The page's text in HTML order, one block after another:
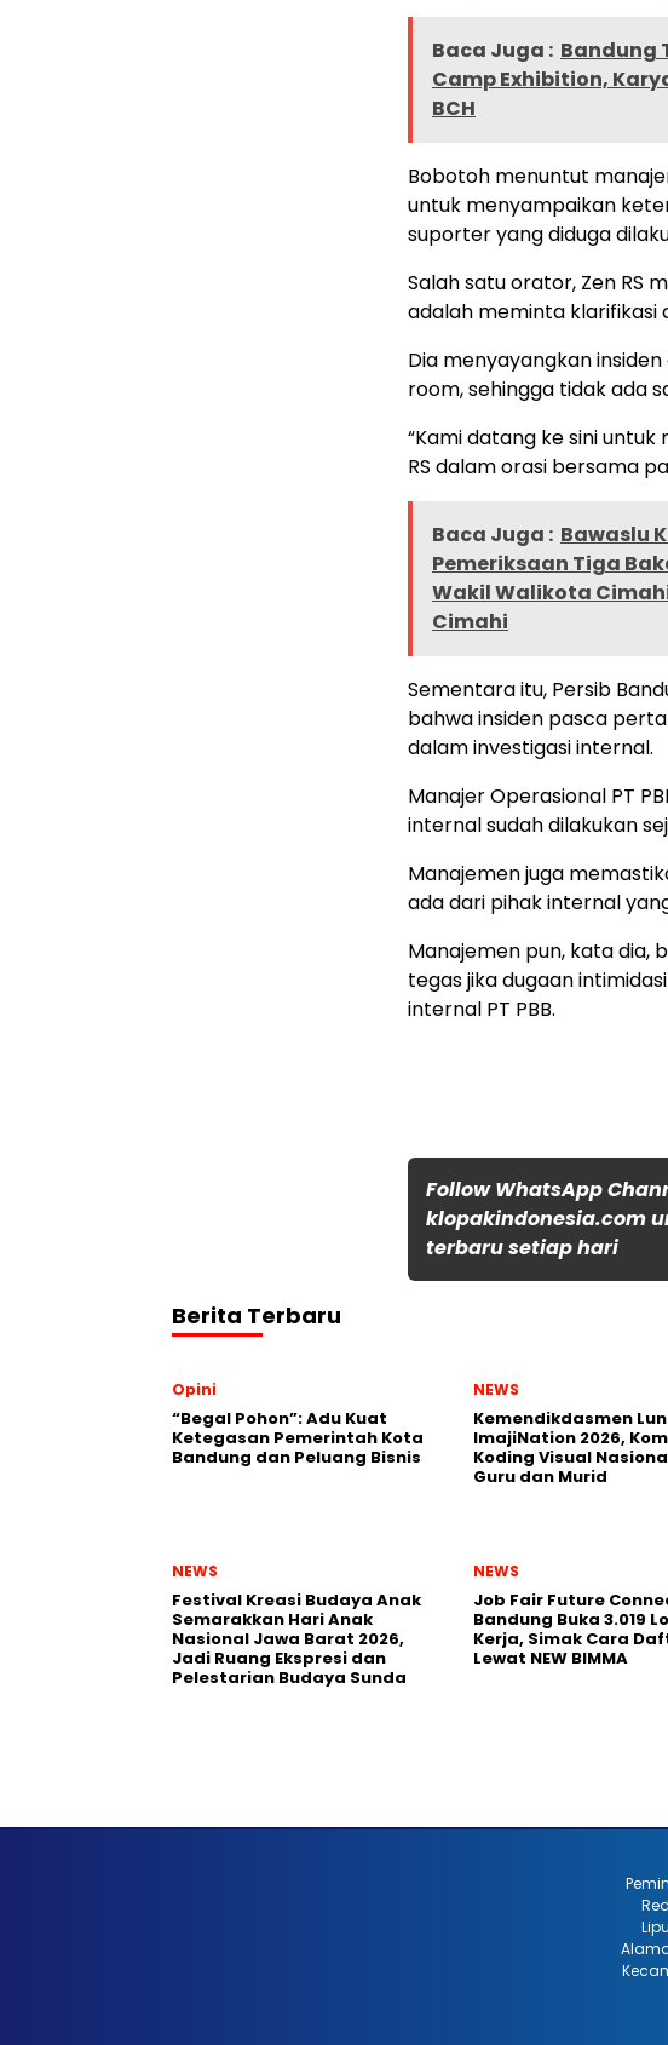
Baca Juga : Bandung
Camp Exhibition,
BCH
Bobotoh menuntut
untuk menyampaikan
suporter yang diduga
Salah satu orator, Zen RS
adalah meminta klarifikasi
Dia menyayangkan
room, sehingga tidak ada
“Kami datang ke sini untuk
RS dalam orasi bersama
Baca Juga : Bawaslu
Pemeriksaan Tiga
Wakil Walikota
Cimahi
Sementara itu, Persib
bahwa insiden pasca
dalam investigasi internal.
Manajer Operasional PT
internal sudah dilakukan
Manajemen juga
ada dari pihak internal
Manajemen pun, kata
tegas jika dugaan
internal PT PBB.
Follow WhatsApp
klopakindonesia.com
terbaru setiap hari
Berita Terbaru
Opini
“Begal Pohon”: Adu Kuat
Ketegasan Pemerintah Kota
Bandung dan Peluang Bisnis
NEWS
Kemendikdasmen
ImajiNation 2026,
Koding Visual
Guru dan Murid
NEWS
Festival Kreasi Budaya Anak
Semarakkan Hari Anak
Nasional Jawa Barat 2026,
Jadi Ruang Ekspresi dan
Pelestarian Budaya Sunda
NEWS
Job Fair Future
Bandung Buka 3.019
Kerja, Simak Cara
Lewat NEW BIMMA